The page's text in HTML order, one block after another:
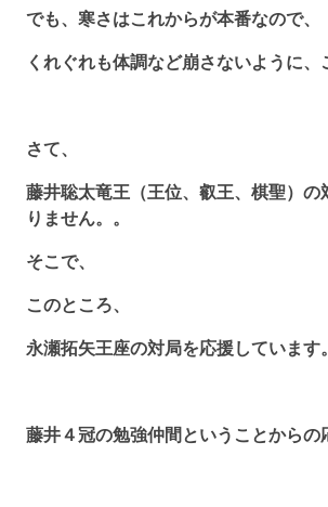
でも、寒さはこれからが本番なので、
くれぐれも体調など崩さないように、
さて、
藤井聡太竜王（王位、叡王、棋聖）の
りません。。
そこで、
このところ、
永瀬拓矢王座の対局を応援しています。
藤井４冠の勉強仲間ということからの